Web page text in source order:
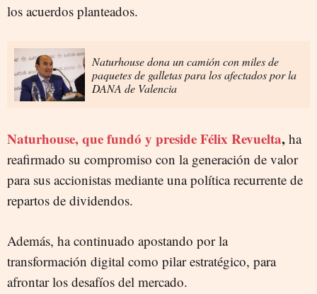
los acuerdos planteados.
Naturhouse dona un camión con miles de
paquetes de galletas para los afectados por la
DANA de Valencia
Naturhouse, que fundó y preside Félix Revuelta, ha
reafirmado su compromiso con la generación de valor
para sus accionistas mediante una política recurrente de
repartos de dividendos.
Además, ha continuado apostando por la
transformación digital como pilar estratégico, para
afrontar los desafíos del mercado.